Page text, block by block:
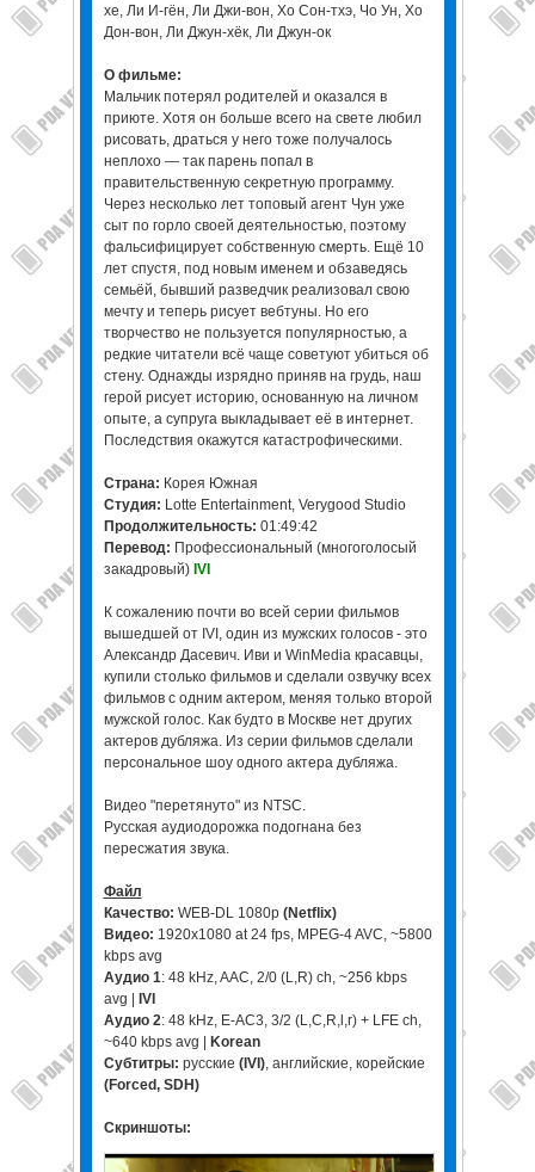
хе, Ли И-гён, Ли Джи-вон, Хо Сон-тхэ, Чо Ун, Хо
Дон-вон, Ли Джун-хёк, Ли Джун-ок
О фильме:
Мальчик потерял родителей и оказался в
приюте. Хотя он больше всего на свете любил
рисовать, драться у него тоже получалось
неплохо — так парень попал в
правительственную секретную программу.
Через несколько лет топовый агент Чун уже
сыт по горло своей деятельностью, поэтому
фальсифицирует собственную смерть. Ещё 10
лет спустя, под новым именем и обзаведясь
семьёй, бывший разведчик реализовал свою
мечту и теперь рисует вебтуны. Но его
творчество не пользуется популярностью, а
редкие читатели всё чаще советуют убиться об
стену. Однажды изрядно приняв на грудь, наш
герой рисует историю, основанную на личном
опыте, а супруга выкладывает её в интернет.
Последствия окажутся катастрофическими.
Страна: Корея Южная
Студия: Lotte Entertainment, Verygood Studio
Продолжительность: 01:49:42
Перевод: Профессиональный (многоголосый
закадровый) IVI
К сожалению почти во всей серии фильмов
вышедшей от IVI, один из мужских голосов - это
Александр Дасевич. Иви и WinMedia красавцы,
купили столько фильмов и сделали озвучку всех
фильмов с одним актером, меняя только второй
мужской голос. Как будто в Москве нет других
актеров дубляжа. Из серии фильмов сделали
персональное шоу одного актера дубляжа.
Видео "перетянуто" из NTSC.
Русская аудиодорожка подогнана без
пересжатия звука.
Файл
Качество: WEB-DL 1080p (Netflix)
Видео: 1920x1080 at 24 fps, MPEG-4 AVC, ~5800
kbps avg
Аудио 1: 48 kHz, AAC, 2/0 (L,R) ch, ~256 kbps
avg |
IVI
Аудио 2: 48 kHz, E-AC3, 3/2 (L,C,R,l,r) + LFE ch,
~640 kbps avg |
Korean
Субтитры: русские (IVI), английские, корейские
(Forced, SDH)
Скриншоты: